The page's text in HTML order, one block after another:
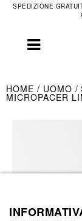
SPEDIZIONE
HOME UOMO
MICROPACER